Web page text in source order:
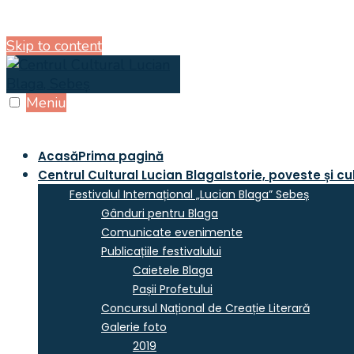
Skip to content
Meniu
AcasăPrima pagină
Centrul Cultural Lucian BlagaIstorie, poveste și
Festivalul Internațional „Lucian Blaga” Sebeș
Gânduri pentru Blaga
Comunicate evenimente
Publicațiile festivalului
Caietele Blaga
Pașii Profetului
Concursul Național de Creație Literară
Galerie foto
2019